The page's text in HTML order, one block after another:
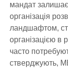
мандат
організація
ландшафтом,
організацією в
часто
стверджують,